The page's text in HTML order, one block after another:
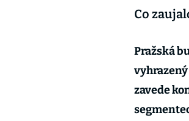
Co
Pražská
zavede